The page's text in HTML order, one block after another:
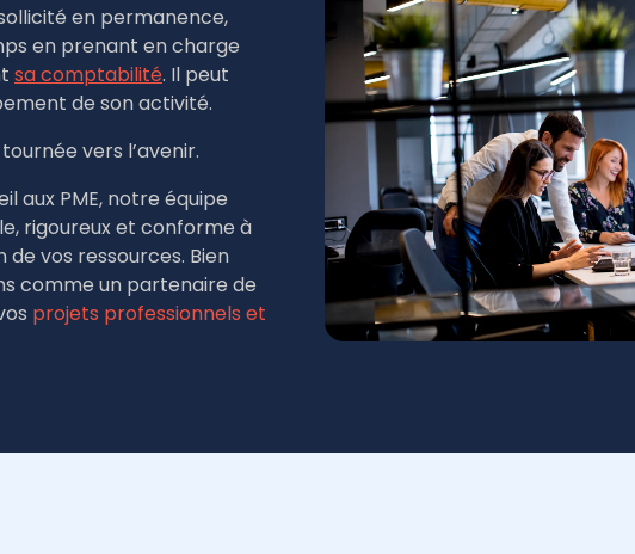
en permanence,
en prenant en charge
sa comptabilité. Il peut
de son activité.
vers l’avenir.
aux PME, notre équipe
rigoureux et conforme à
vos ressources. Bien
comme un partenaire de
projets professionnels et